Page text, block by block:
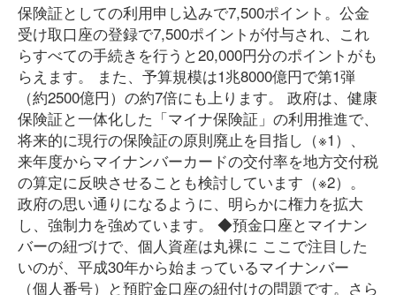
保険証としての利用申し込みで7,500ポイント。公金
受け取口座の登録で7,500ポイントが付与され、これ
らすべての手続きを行うと20,000円分のポイントがも
らえます。 また、予算規模は1兆8000億円で第1弾
（約2500億円）の約7倍にも上ります。 政府は、健康
保険証と一体化した「マイナ保険証」の利用推進で、
将来的に現行の保険証の原則廃止を目指し（※1）、
来年度からマイナンバーカードの交付率を地方交付税
の算定に反映させることも検討しています（※2）。
政府の思い通りになるように、明らかに権力を拡大
し、強制力を強めています。 ◆預金口座とマイナン
バーの紐づけで、個人資産は丸裸に ここで注目した
いのが、平成30年から始まっているマイナンバー
（個人番号）と預貯金口座の紐付けの問題です。さら